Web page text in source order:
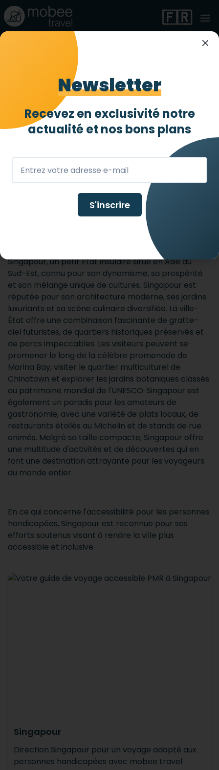
🇫🇷
Singapour
SINGAPOUR
Singapour, un petit État insulaire situé en Asie du
Sud-Est, connu pour son dynamisme, sa prospérité
et son mélange unique de cultures. Singapour est
réputée pour son architecture moderne, ses jardins
luxuriants et sa scène culinaire diversifiée. La ville-
État offre une combinaison fascinante de gratte-
ciel futuristes, de quartiers historiques préservés et
de parcs impeccables. Les visiteurs peuvent se
promener le long de la célèbre promenade de
Marina Bay, visiter le quartier multiculturel de
Chinatown et explorer les jardins botaniques classés
au patrimoine mondial de l'UNESCO. Singapour est
également un paradis pour les amateurs de
gastronomie, avec une variété de plats locaux, de
restaurants étoilés au Michelin et de stands de rue
animés. Malgré sa taille compacte, Singapour offre
une multitude d'activités et de découvertes qui en
font une destination attrayante pour les voyageurs
du monde entier.
En ce qui concerne l'accessibilité pour les personnes
handicapées, Singapour est reconnue pour ses
efforts soutenus visant à rendre la ville plus
accessible et inclusive.
Singapour
Direction Singapour pour un voyage adapté aux
personnes handicapées avec mobee travel
Newsletter
Recevez en exclusivité notre
actualité et nos bons plans
S'inscrire